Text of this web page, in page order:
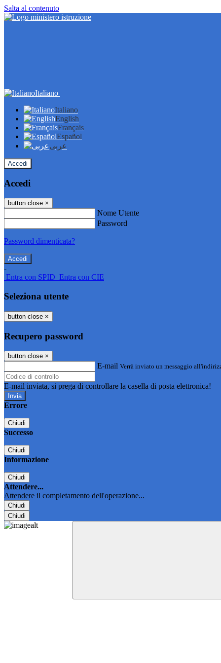
Salta al contenuto
Italiano
Italiano
English
Français
Español
عربى
Accedi
Accedi
button close ×
Nome Utente
Password
Password dimenticata?
-
Entra con SPID Entra con CIE
Seleziona utente
button close ×
Recupero password
button close ×
E-mail Verrà inviato un messaggio
E-mail inviata, si prega di controllare la casella di posta elettronica!
Errore
Chiudi
Successo
Chiudi
Informazione
Chiudi
Attendere...
Attendere il completamento dell'operazione...
Chiudi
Chiudi